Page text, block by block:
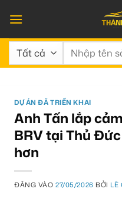
qua
nội
dung
Tìm
DỰ ÁN ĐÃ TRIỂN KHAI
Anh Tấn lắp
BRV tại Thủ
hơn
ĐĂNG VÀO27/05/2026 BỞI LÊ